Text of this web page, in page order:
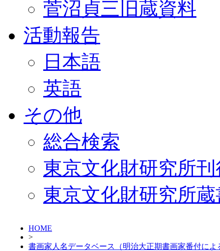
菅沼貞三旧蔵資料
活動報告
日本語
英語
その他
総合検索
東京文化財研究所
東京文化財研究所
HOME
>
書画家人名データベース（明治大正期書画家番付によ